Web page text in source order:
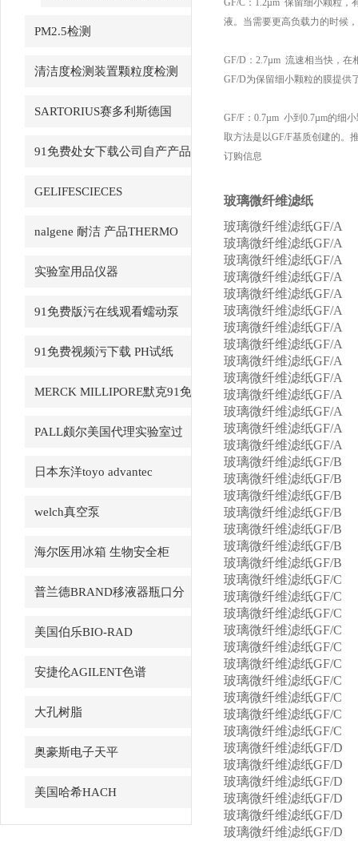
PM2.5检测
清洁度检测装置颗粒度检测
SARTORIUS赛多利斯德国
91免费处女下载公司自产产品
GELIFESCIECES
nalgene 耐洁 产品THERMO
赛默飞
实验室用品仪器
91免费版污在线观看蠕动泵
LongerPump
91免费视频污下载 PH试纸
MERCK MILLIPORE默克91免
费版下载黄色产品
PALL颇尔美国代理实验室过
滤产品
日本东洋toyo advantec
welch真空泵
海尔医用冰箱 生物安全柜
普兰德BRAND移液器瓶口分
配器
美国伯乐BIO-RAD
安捷伦AGILENT色谱
大孔树脂
奥豪斯电子天平
美国哈希HACH
GF/C：1.2µm 保留细小颗粒，
液。当需要更高负载力的时候
GF/D：2.7µm 流速相当快，在
GF/D为保留细小颗粒的膜提供
GF/F：0.7µm 小到0.7µm的细
取方法是以GF/F基质创建的。
订购信息
玻璃微纤维滤纸
玻璃微纤维滤纸GF/A
玻璃微纤维滤纸GF/A
玻璃微纤维滤纸GF/A
玻璃微纤维滤纸GF/A
玻璃微纤维滤纸GF/A
玻璃微纤维滤纸GF/A
玻璃微纤维滤纸GF/A
玻璃微纤维滤纸GF/A
玻璃微纤维滤纸GF/A
玻璃微纤维滤纸GF/A
玻璃微纤维滤纸GF/A
玻璃微纤维滤纸GF/A
玻璃微纤维滤纸GF/A
玻璃微纤维滤纸GF/A
玻璃微纤维滤纸GF/B
玻璃微纤维滤纸GF/B
玻璃微纤维滤纸GF/B
玻璃微纤维滤纸GF/B
玻璃微纤维滤纸GF/B
玻璃微纤维滤纸GF/B
玻璃微纤维滤纸GF/B
玻璃微纤维滤纸GF/C
玻璃微纤维滤纸GF/C
玻璃微纤维滤纸GF/C
玻璃微纤维滤纸GF/C
玻璃微纤维滤纸GF/C
玻璃微纤维滤纸GF/C
玻璃微纤维滤纸GF/C
玻璃微纤维滤纸GF/C
玻璃微纤维滤纸GF/C
玻璃微纤维滤纸GF/C
玻璃微纤维滤纸GF/D
玻璃微纤维滤纸GF/D
玻璃微纤维滤纸GF/D
玻璃微纤维滤纸GF/D
玻璃微纤维滤纸GF/D
玻璃微纤维滤纸GF/D